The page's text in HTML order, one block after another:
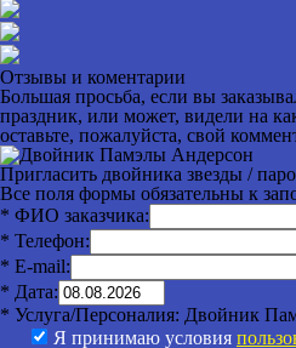
Отзывы и коментарии
Большая просьба, если вы
праздник, или может, видели на
оставьте, пожалуйста, свой
Пригласить двойника звезды /
Все поля формы обязательны к
* ФИО заказчика:
* Телефон:
* E-mail:
* Дата:
* Услуга/Персоналия: Двойник
Я принимаю условия